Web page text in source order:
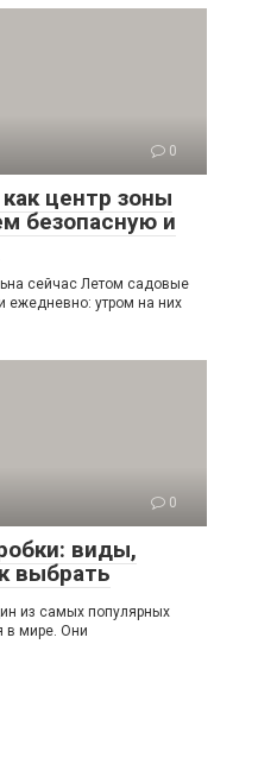
0
центр зоны
безопасную и
сейчас Летом садовые
ежедневно: утром на них
0
виды,
выбрать
из самых популярных
в мире. Они